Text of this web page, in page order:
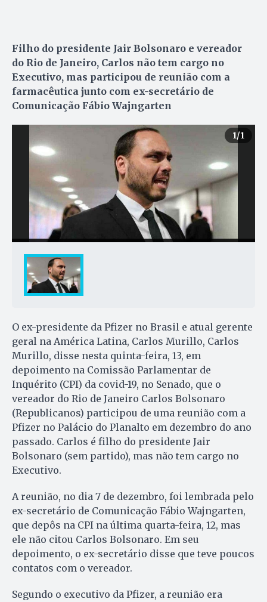
Filho do presidente Jair Bolsonaro e vereador
do Rio de Janeiro, Carlos não tem cargo no
Executivo, mas participou de reunião com a
farmacêutica junto com ex-secretário de
Comunicação Fábio Wajngarten
1/1
O ex-presidente da Pfizer no Brasil e atual gerente
geral na América Latina, Carlos Murillo, Carlos
Murillo, disse nesta quinta-feira, 13, em
depoimento na Comissão Parlamentar de
Inquérito (CPI) da covid-19, no Senado, que o
vereador do Rio de Janeiro Carlos Bolsonaro
(Republicanos) participou de uma reunião com a
Pfizer no Palácio do Planalto em dezembro do ano
passado. Carlos é filho do presidente Jair
Bolsonaro (sem partido), mas não tem cargo no
Executivo.
A reunião, no dia 7 de dezembro, foi lembrada pelo
ex-secretário de Comunicação Fábio Wajngarten,
que depôs na CPI na última quarta-feira, 12, mas
ele não citou Carlos Bolsonaro. Em seu
depoimento, o ex-secretário disse que teve poucos
contatos com o vereador.
Segundo o executivo da Pfizer, a reunião era